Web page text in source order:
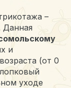
–
Данная
и
(от 0
уходе